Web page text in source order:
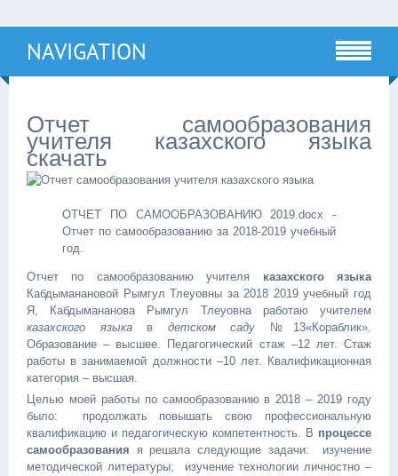
NAVIGATION
Отчет самообразования
учителя казахского языка
скачать
ОТЧЕТ ПО САМООБРАЗОВАНИЮ 2019.docx -
Отчет по самообразованию за 2018-2019 учебный
год.
Отчет по самообразованию учителя казахского языка
Кабдыманановой Рымгул Тлеуовны за 2018 ­2019 учебный год
Я, Кабдымананова Рымгул Тлеуовна работаю учителем
казахского языкав детском саду №13«Кораблик».
Образование – высшее. Педагогический стаж –12 лет. Стаж
работы в занимаемой должности –10 лет. Квалификационная
категория – высшая.
Целью моей работы по самообразованию в 2018 – 2019 году
было: ­ продолжать повышать свою профессиональную
квалификацию и педагогическую компетентность. В процессе
самообразования я решала следующие задачи: ­ изучение
методической литературы; ­ изучение технологии личностно –